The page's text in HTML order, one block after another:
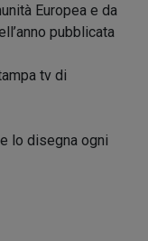
Europea e da
pubblicata
tv di
lo disegna ogni